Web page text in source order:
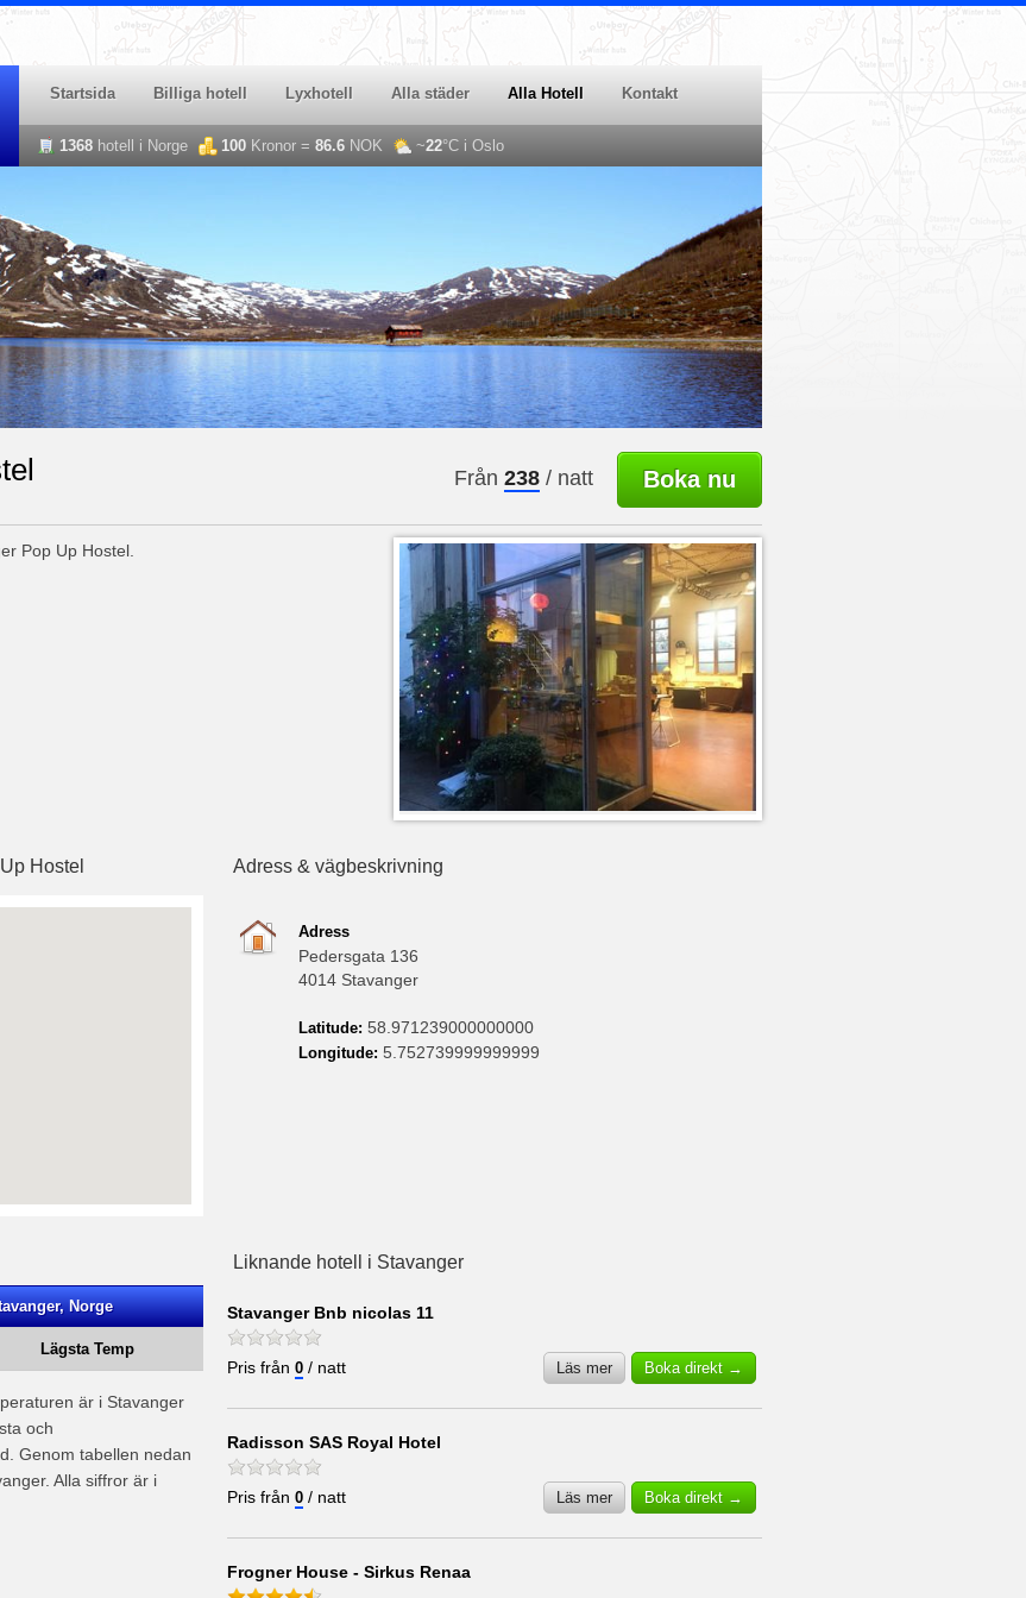
Startsida Billiga hotell Lyxhotell Alla städer Alla Hotell Kontakt
1368 hotell i Norge 100 Kronor = 86.6 NOK ~22°C i Oslo
Boka nu
Från 238 / natt
Pop Up Hostel.
Hostel Adress & vägbeskrivning
Adress
Pedersgata 136
4014 Stavanger
Latitude: 58.971239000000000
Longitude: 5.752739999999999
Norge
Lägsta Temp
är i Stavanger
och
Genom tabellen nedan
Alla siffror är i
Liknande hotell i Stavanger
Stavanger Bnb nicolas 11
Boka direkt →
Läs mer
Pris från 0 / natt
Radisson SAS Royal Hotel
Boka direkt →
Läs mer
Pris från 0 / natt
Frogner House - Sirkus Renaa